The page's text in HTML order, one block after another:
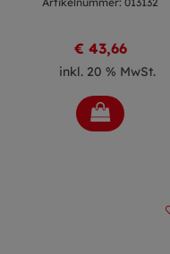
€ 43,66
inkl. 20 % MwSt.